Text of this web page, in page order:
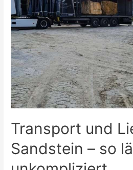
für
deinen
Garten
Transport und
Sandstein – so